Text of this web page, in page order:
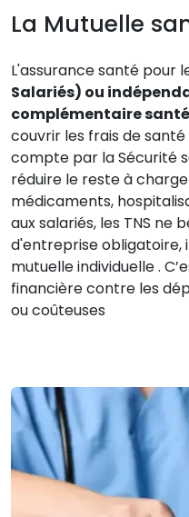
La Mutuelle
L'assurance santé pour
Salariés) ou
complémentaire santé
couvrir les frais de
compte par la Sécurité
réduire le reste à
médicaments,
aux salariés, les TNS ne
d'entreprise obligatoire,
mutuelle individuelle .
financière contre les
ou coûteuses